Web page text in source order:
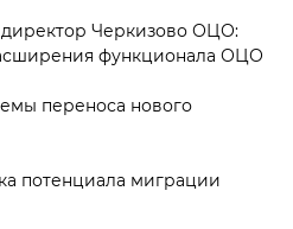
директор Черкизово ОЦО:
функционала ОЦО
переноса нового
потенциала миграции